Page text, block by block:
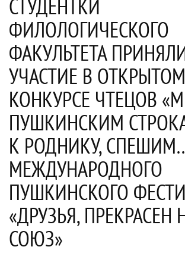
СТУДЕНТКИ
ФИЛОЛОГИЧЕСКОГО
ФАКУЛЬТЕТА
УЧАСТИЕ В ОТКРЫТОМ
КОНКУРСЕ ЧТЕЦОВ
ПУШКИНСКИМ
К РОДНИКУ,
МЕЖДУНАРОДНОГО
ПУШКИНСКОГО
«ДРУЗЬЯ, ПРЕКРАСЕН
СОЮЗ»